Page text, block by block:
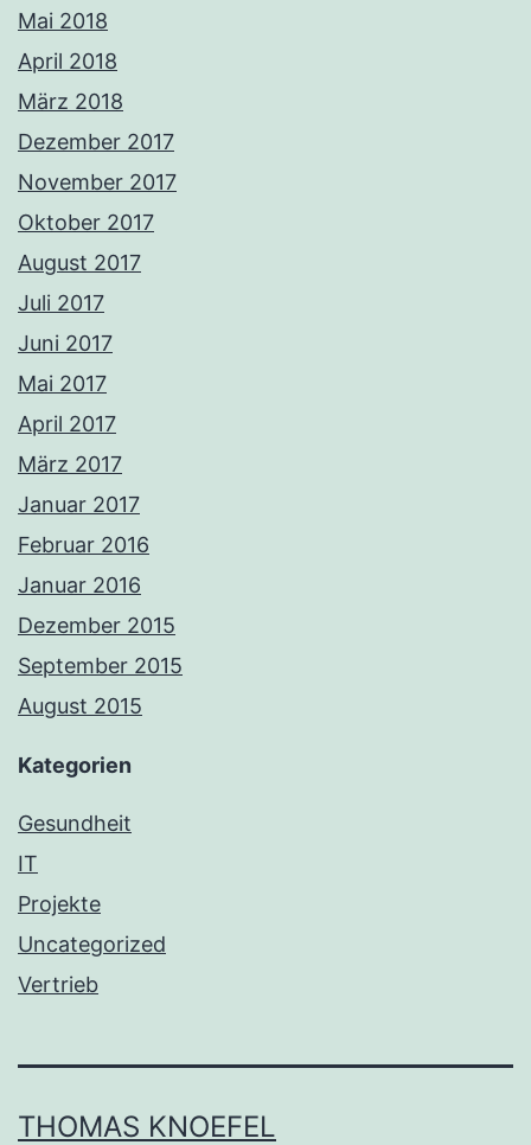
Mai 2018
April 2018
März 2018
Dezember 2017
November 2017
Oktober 2017
August 2017
Juli 2017
Juni 2017
Mai 2017
April 2017
März 2017
Januar 2017
Februar 2016
Januar 2016
Dezember 2015
September 2015
August 2015
Kategorien
Gesundheit
IT
Projekte
Uncategorized
Vertrieb
THOMAS KNOEFEL